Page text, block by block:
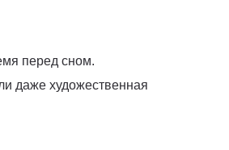
перед сном.
даже художественная